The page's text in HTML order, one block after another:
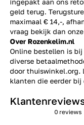
ingepakt aan ons
geld terug.
maximaal € 14,-,
vraag bekijk dan
Over Rozenkelim.nl
Online bestellen is
diverse
door thuiswinkel.org.
klanten die eerder bij
0 reviews